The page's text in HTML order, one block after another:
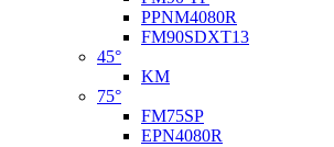
PPNM4080R
FM90SDXT13
45°
KM
75°
FM75SP
EPN4080R